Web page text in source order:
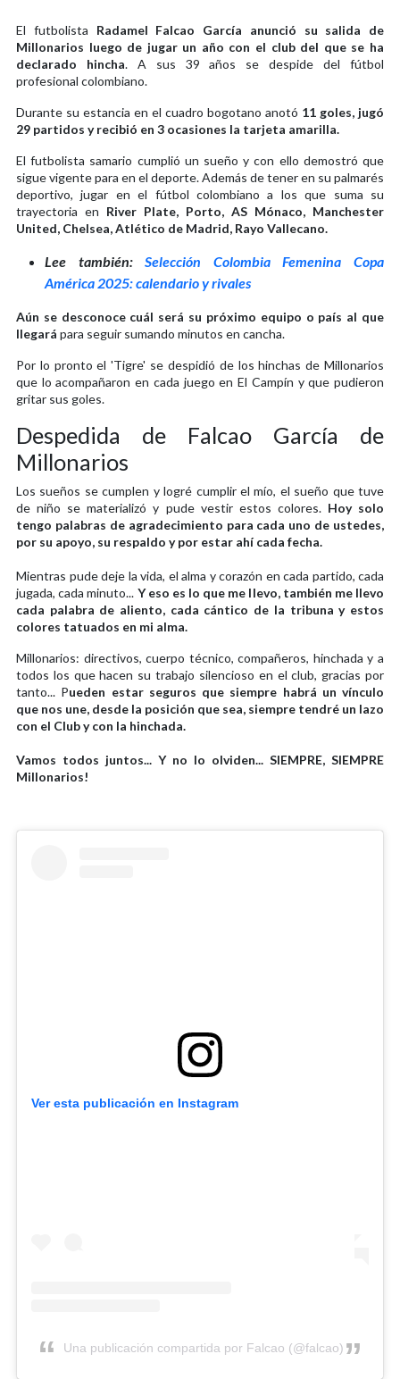
El futbolista Radamel Falcao García anunció su salida de
Millonarios luego de jugar un año con el club del que se ha
declarado hincha. A sus 39 años se despide del fútbol
profesional colombiano.
Durante su estancia en el cuadro bogotano anotó 11 goles, jugó
29 partidos y recibió en 3 ocasiones la tarjeta amarilla.
El futbolista samario cumplió un sueño y con ello demostró que
sigue vigente para en el deporte. Además de tener en su palmarés
deportivo, jugar en el fútbol colombiano a los que suma su
trayectoria en River Plate, Porto, AS Mónaco, Manchester
United, Chelsea, Atlético de Madrid, Rayo Vallecano.
Lee también:Selección Colombia Femenina Copa
América 2025: calendario y rivales
Aún se desconoce cuál será su próximo equipo o país al que
llegará para seguir sumando minutos en cancha.
Por lo pronto el 'Tigre' se despidió de los hinchas de Millonarios
que lo acompañaron en cada juego en El Campín y que pudieron
gritar sus goles.
Despedida de Falcao García de
Millonarios
Los sueños se cumplen y logré cumplir el mío, el sueño que tuve
de niño se materializó y pude vestir estos colores. Hoy solo
tengo palabras de agradecimiento para cada uno de ustedes,
por su apoyo, su respaldo y por estar ahí cada fecha.
Mientras pude deje la vida, el alma y corazón en cada partido, cada
jugada, cada minuto... Y eso es lo que me llevo, también me llevo
cada palabra de aliento, cada cántico de la tribuna y estos
colores tatuados en mi alma.
Millonarios: directivos, cuerpo técnico, compañeros, hinchada y a
todos los que hacen su trabajo silencioso en el club, gracias por
tanto... Pueden estar seguros que siempre habrá un vínculo
que nos une, desde la posición que sea, siempre tendré un lazo
con el Club y con la hinchada.
Vamos todos juntos... Y no lo olviden... SIEMPRE, SIEMPRE
Millonarios!
Ver esta publicación en Instagram
Una publicación compartida por Falcao (@falcao)